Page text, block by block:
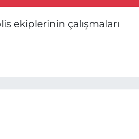
ekiplerinin çalışmaları